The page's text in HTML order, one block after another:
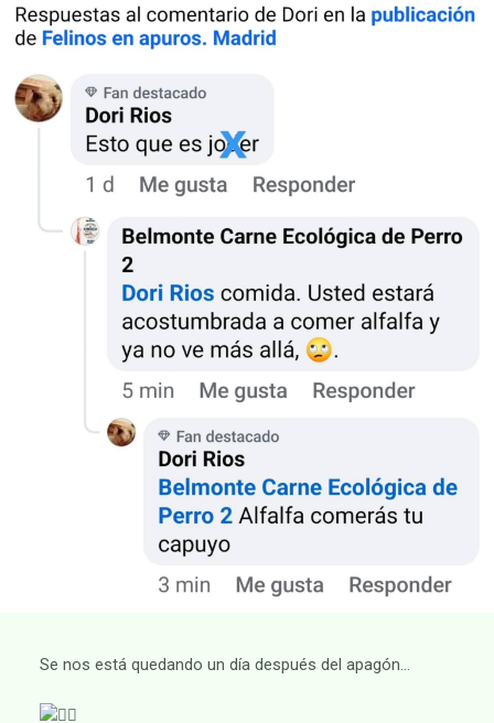
Se nos está quedando un día después del apagón…